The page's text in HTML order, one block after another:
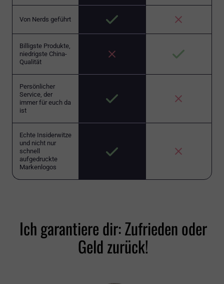
Von Nerds geführt
Billigste Produkte,
niedrigste China-
Qualität
Persönlicher
Service, der
immer für euch da
ist
Echte Insiderwitze
und nicht nur
schnell
aufgedruckte
Markenlogos
Ich garantiere dir: Zufrieden oder
Geld zurück!